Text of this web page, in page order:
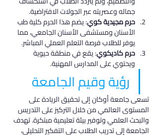
جماله وعصريته عبر الجولات الافتراضية.
حرم مجيدية كوي: يضم هذا الحرم كلية طب
الأسنان ومستشفى الأسنان الجامعي، مما
يوفر للطلاب فرصة التعلم العملي المباشر.
حرم كاديكوي: يقع في منطقة حيوية
ويحتوي على المدارس المهنية.
رؤية وقيم الجامعة
تسعى جامعة أوكان إلى تحقيق الريادة على
المستوى العالمي من خلال التركيز على التدريس
والبحث العلمي وتوفير بيئة تعليمية مبتكرة. تهدف
الجامعة إلى تدريب الطلاب على التفكير التحليلي،